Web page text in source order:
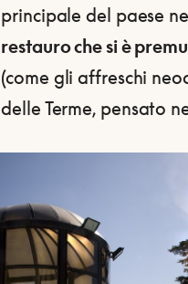
principale del paese
restauro che si è
(come gli affreschi
delle Terme, pensato